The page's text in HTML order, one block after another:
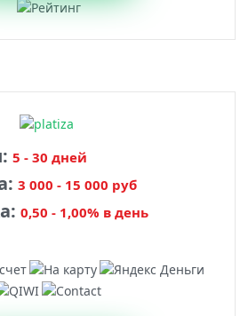
5 - 30 дней
3 000 - 15 000 руб
0,50 - 1,00% в день